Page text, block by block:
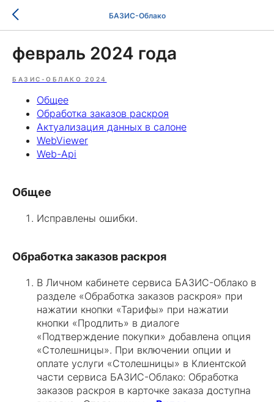
БАЗИС-Облако
февраль 2024 года
БАЗИС-ОБЛАКО 2024
Общее
Обработка заказов раскроя
Актуализация данных в салоне
WebViewer
Web-Api
Общее
Исправлены ошибки.
Обработка заказов раскроя
В Личном кабинете сервиса БАЗИС-Облако в
разделе «Обработка заказов раскроя» при
нажатии кнопки «Тарифы» при нажатии
кнопки «Продлить» в диалоге
«Подтверждение покупки» добавлена опция
«Столешницы». При включении опции и
оплате услуги «Столешницы» в Клиентской
части сервиса БАЗИС-Облако: Обработка
заказов раскроя в карточке заказа доступна